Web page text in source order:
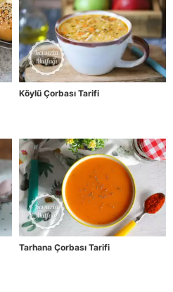
Köylü Çorbası Tarifi
Tarhana Çorbası Tarifi